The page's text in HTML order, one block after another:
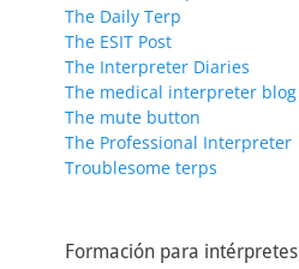
The Daily Terp
The ESIT Post
The Interpreter Diaries
The medical interpreter blog
The mute button
The Professional Interpreter
Troublesome terps
Formación para intérpretes